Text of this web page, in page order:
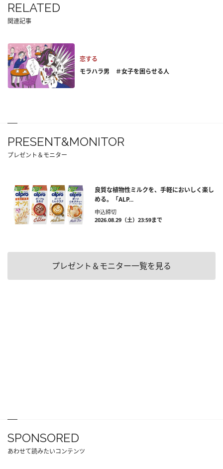
RELATED
関連記事
恋する
モラハラ男 ＃女子を困らせる人
PRESENT&MONITOR
プレゼント＆モニター
良質な植物性ミルクを、手軽においしく楽し
める。「ALP...
申込締切
2026.08.29（土）23:59まで
プレゼント＆モニター一覧を見る
SPONSORED
あわせて読みたいコンテンツ